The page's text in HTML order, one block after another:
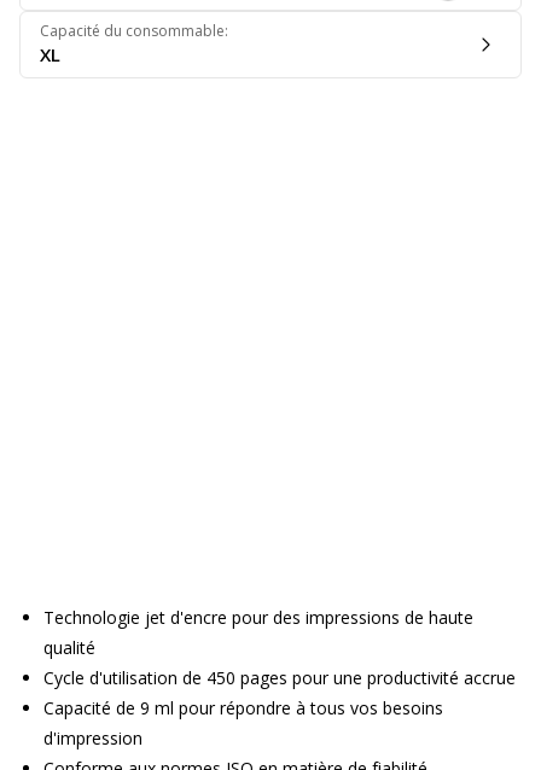
Capacité du consommable:
XL
Technologie jet d'encre pour des impressions de haute
qualité
Cycle d'utilisation de 450 pages pour une productivité accrue
Capacité de 9 ml pour répondre à tous vos besoins
d'impression